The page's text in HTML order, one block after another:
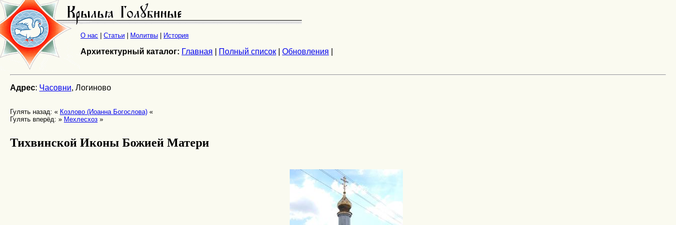
О нас Статьи Молитвы История
Архитектурный каталог: Главная Полный список Обновления
Адрес: Часовни, Логиново
Гулять назад: « Козлово (Иоанна Богослова) «
Гулять вперёд: » Мехлесхоз »
Тихвинской Иконы Божией Матери